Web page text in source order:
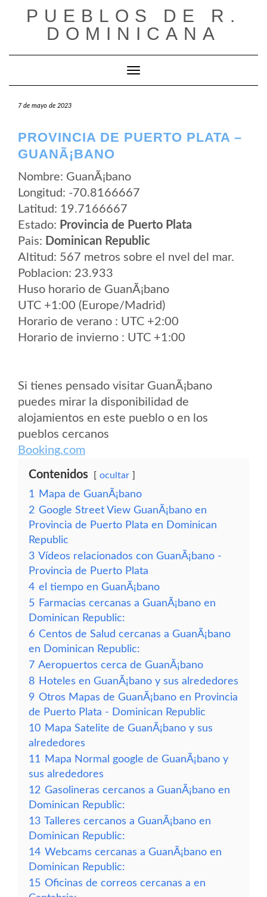
PUEBLOS DE R.
DOMINICANA
Cambiar modo de navegación
7 de mayo de 2023
PROVINCIA DE PUERTO PLATA –
GUANÃ¡BANO
Nombre: GuanÃ¡bano
Longitud: -70.8166667
Latitud: 19.7166667
Estado: Provincia de Puerto Plata
Pais: Dominican Republic
Altitud: 567 metros sobre el nvel del mar.
Poblacion: 23.933
Huso horario de GuanÃ¡bano
UTC +1:00 (Europe/Madrid)
Horario de verano : UTC +2:00
Horario de invierno : UTC +1:00
Si tienes pensado visitar GuanÃ¡bano
puedes mirar la disponibilidad de
alojamientos en este pueblo o en los
pueblos cercanos
Booking.com
Contenidos ocultar
1
Mapa de GuanÃ¡bano
2 Google Street View GuanÃ¡bano en
Provincia de Puerto Plata en Dominican
Republic
3 Vídeos relacionados con GuanÃ¡bano -
Provincia de Puerto Plata
4 el tiempo en GuanÃ¡bano
5 Farmacias cercanas a GuanÃ¡bano en
Dominican Republic:
6 Centos de Salud cercanas a GuanÃ¡bano
en Dominican Republic:
7 Aeropuertos cerca de GuanÃ¡bano
8 Hoteles en GuanÃ¡bano y sus alrededores
9 Otros Mapas de GuanÃ¡bano en Provincia
de Puerto Plata - Dominican Republic
10 Mapa Satelite de GuanÃ¡bano y sus
alrededores
11
Mapa Normal google de GuanÃ¡bano y
sus alrededores
12 Gasolineras cercanos a GuanÃ¡bano en
Dominican Republic:
13 Talleres cercanos a GuanÃ¡bano en
Dominican Republic:
14 Webcams cercanas a GuanÃ¡bano en
Dominican Republic:
15 Oficinas de correos cercanas a en